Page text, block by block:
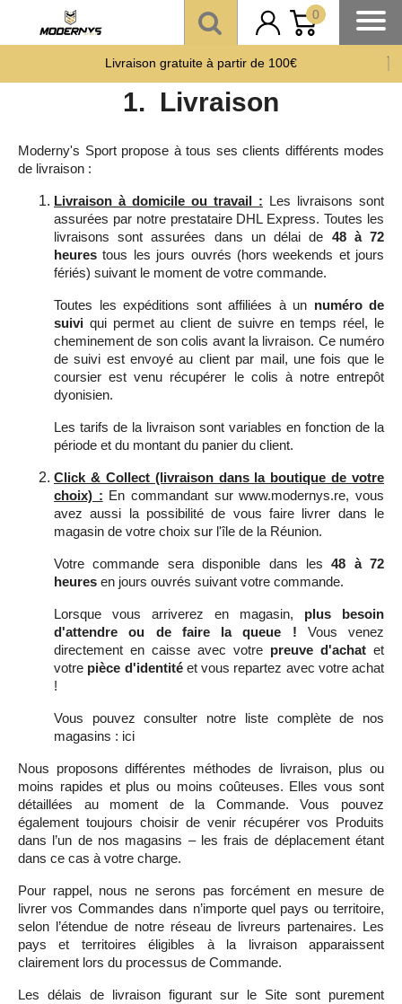
0
Livraison gratuite à partir de 100€
Paiement CB en 3 foissans fraisà partir de 150 €
Livraisons et Retours Produits
Politique de Livraison et Retours
1. Livraison
Moderny's Sport propose à tous ses clients différents modes
de livraison :
Livraison à domicile ou travail : Les livraisons sont
assurées par notre prestataire DHL Express. Toutes les
livraisons sont assurées dans un délai de 48 à 72
heures tous les jours ouvrés (hors weekends et jours
fériés) suivant le moment de votre commande.
Toutes les expéditions sont affiliées à un numéro de
suivi qui permet au client de suivre en temps réel, le
cheminement de son colis avant la livraison. Ce numéro
de suivi est envoyé au client par mail, une fois que le
coursier est venu récupérer le colis à notre entrepôt
dyonisien.
Les tarifs de la livraison sont variables en fonction de la
période et du montant du panier du client.
Click & Collect (livraison dans la boutique de votre
choix) : En commandant sur www.modernys.re, vous
avez aussi la possibilité de vous faire livrer dans le
magasin de votre choix sur l'île de la Réunion.
Votre commande sera disponible dans les48 à 72
heures en jours ouvrés suivant votre commande.
Lorsque vous arriverez en magasin, plus besoin
d'attendre ou de faire la queue ! Vous venez
directement en caisse avec votre preuve d'achat et
votre pièce d'identitéet vous repartez avec votre achat
!
Vous pouvez consulter notre liste complète de nos
magasins : ici
Nous proposons différentes méthodes de livraison, plus ou
moins rapides et plus ou moins coûteuses. Elles vous sont
détaillées au moment de la Commande. Vous pouvez
également toujours choisir de venir récupérer vos Produits
dans l’un de nos magasins – les frais de déplacement étant
dans ce cas à votre charge.
Pour rappel, nous ne serons pas forcément en mesure de
livrer vos Commandes dans n’importe quel pays ou territoire,
selon l’étendue de notre réseau de livreurs partenaires. Les
pays et territoires éligibles à la livraison apparaissent
clairement lors du processus de Commande.
Les délais de livraison figurant sur le Site sont purement